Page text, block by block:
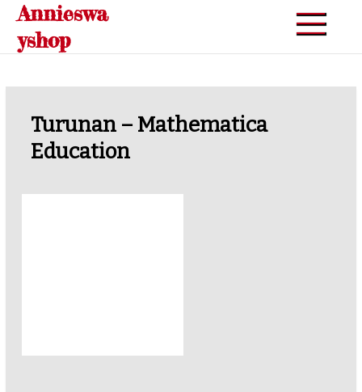
Skip
content
Annieswa
yshop
Turunan – Mathematica
Education